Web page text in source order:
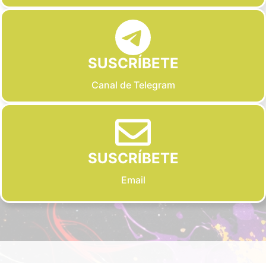
SUSCRÍBETE
Canal de Telegram
SUSCRÍBETE
Email